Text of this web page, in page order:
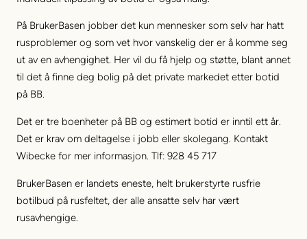
På BrukerBasen jobber det kun mennesker som selv har hatt
rusproblemer og som vet hvor vanskelig der er å komme seg
ut av en avhengighet. Her vil du få hjelp og støtte, blant annet
til det å finne deg bolig på det private markedet etter botid
på BB.
Det er tre boenheter på BB og estimert botid er inntil ett år.
Det er krav om deltagelse i jobb eller skolegang. Kontakt
Wibecke for mer informasjon. Tlf: 928 45 717
BrukerBasen er landets eneste, helt brukerstyrte rusfrie
botilbud på rusfeltet, der alle ansatte selv har vært
rusavhengige.